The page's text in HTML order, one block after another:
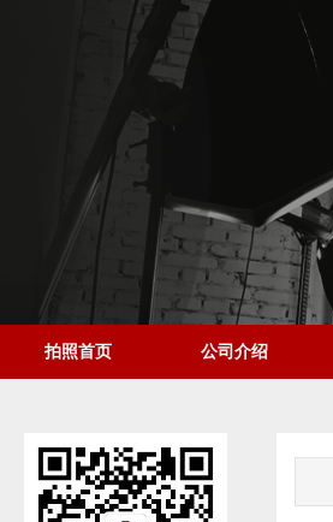
拍照首页 公司介绍